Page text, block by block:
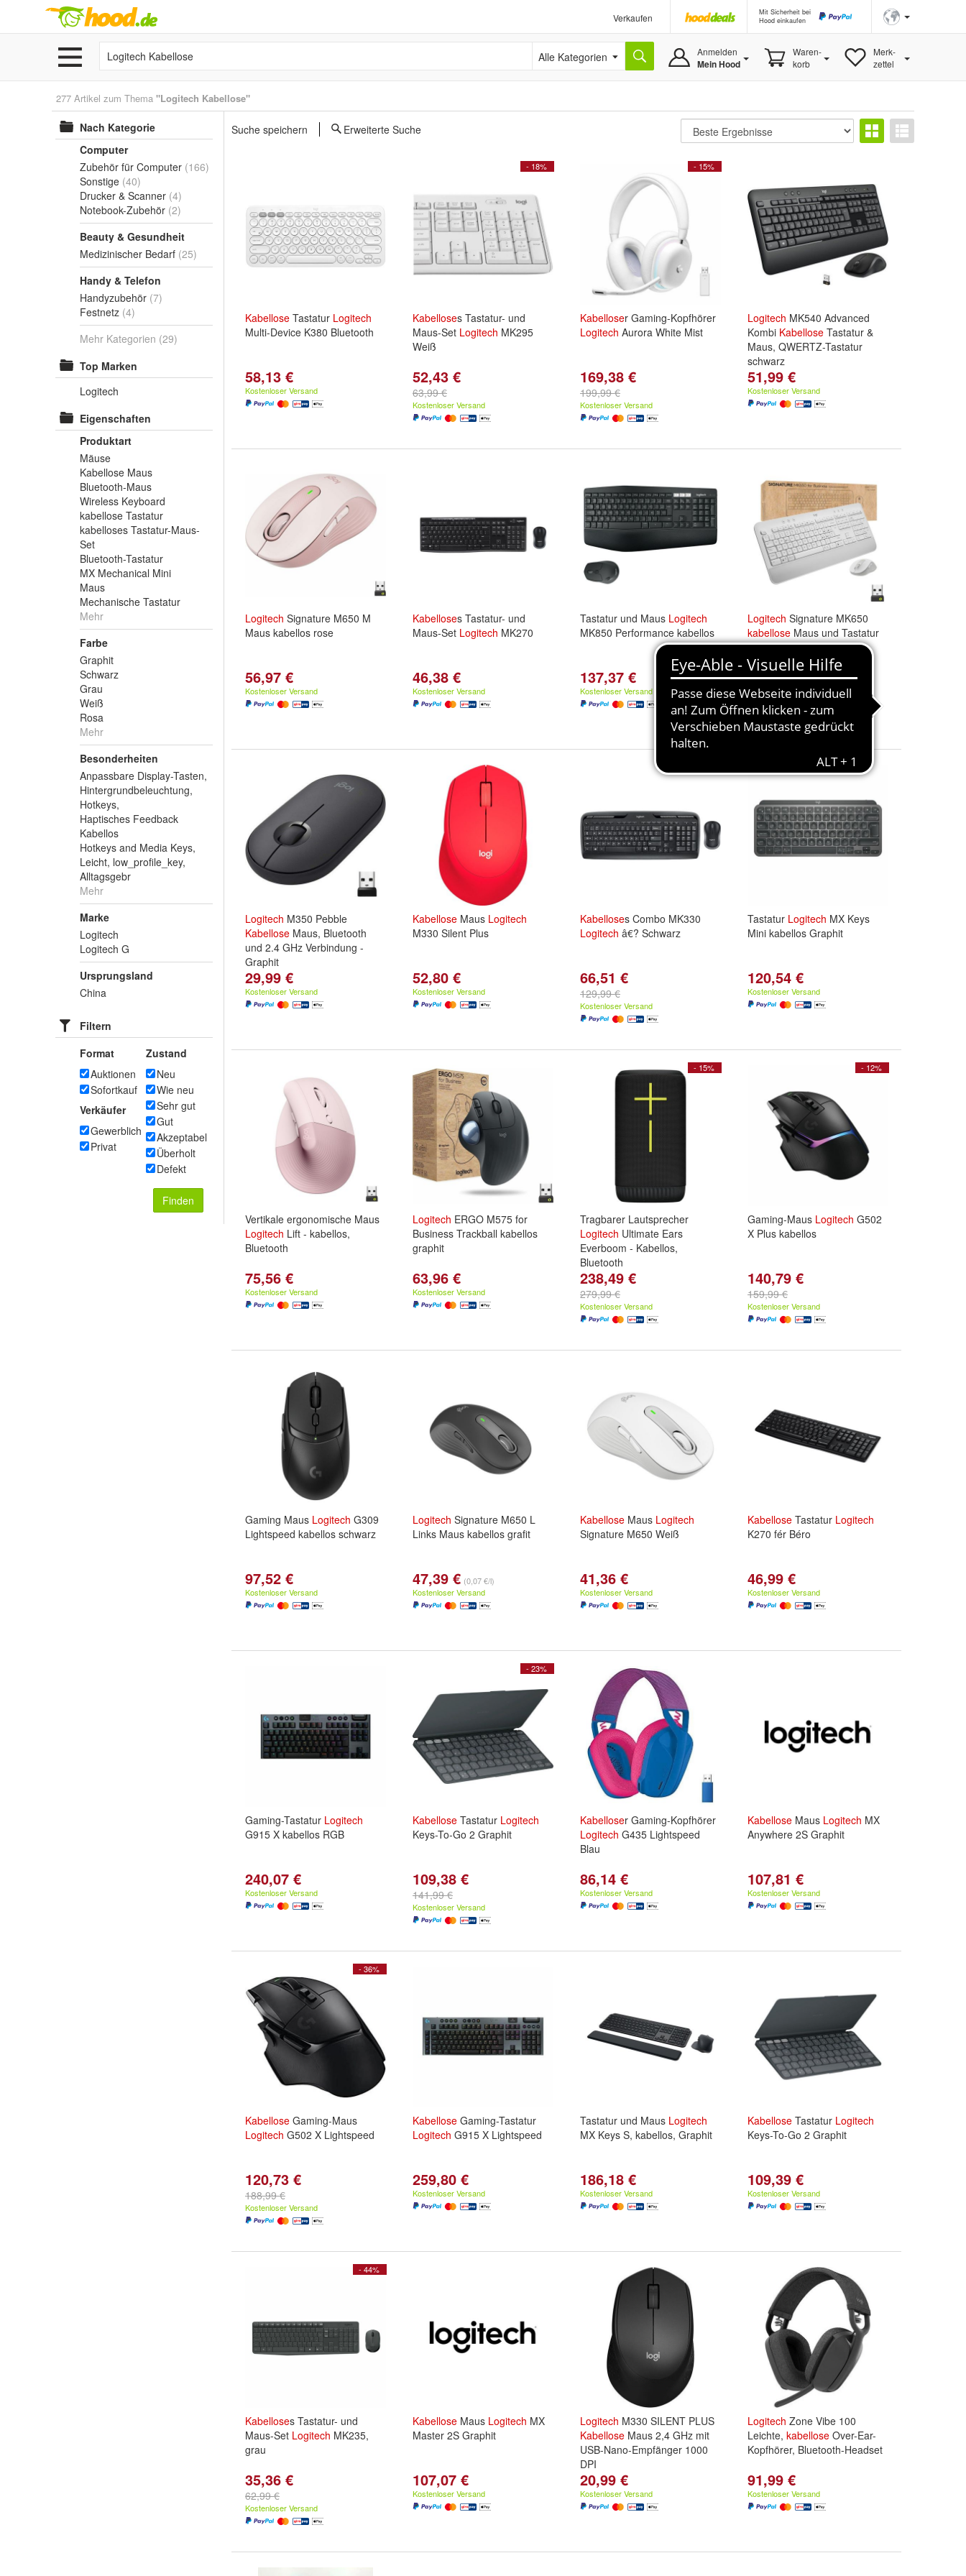
Verkaufen
Mit Sicherheit bei
Hood einkaufen
Alle Kategorien Anmelden
Mein Hood
Waren-
korb
Merk-
zettel
277 Artikel zum Thema "Logitech Kabellose"
Nach Kategorie
Computer
Zubehör für Computer (166)
Sonstige (40)
Drucker & Scanner (4)
Notebook-Zubehör (2)
Beauty & Gesundheit
Medizinischer Bedarf (25)
Handy & Telefon
Handyzubehör (7)
Festnetz (4)
Mehr Kategorien (29)
Top Marken
Logitech
Eigenschaften
Produktart
Mäuse
Kabellose Maus
Bluetooth-Maus
Wireless Keyboard
kabellose Tastatur
kabelloses Tastatur-Maus-
Set
Bluetooth-Tastatur
MX Mechanical Mini
Maus
Mechanische Tastatur
Mehr
Farbe
Graphit
Schwarz
Grau
Weiß
Rosa
Mehr
Besonderheiten
Anpassbare Display-Tasten,
Hintergrundbeleuchtung,
Hotkeys,
Haptisches Feedback
Kabellos
Hotkeys and Media Keys,
Leicht, low_profile_key,
Alltagsgebr
Mehr
Marke
Logitech
Logitech G
Ursprungsland
China
Filtern
Format
Auktionen
Sofortkauf
Verkäufer
Gewerblich
Privat
Zustand
Neu
Wie neu
Sehr gut
Gut
Akzeptabel
Überholt
Defekt
Finden
Suche speichern Erweiterte Suche
Kabellose Tastatur Logitech
Multi-Device K380 Bluetooth
58,13 €
Kostenloser Versand
- 18%
Kabelloses Tastatur- und
Maus-Set Logitech MK295
Weiß
52,43 €
63,99 €
Kostenloser Versand
- 15%
Kabelloser Gaming-Kopfhörer
Logitech Aurora White Mist
169,38 €
199,99 €
Kostenloser Versand
Logitech MK540 Advanced
Kombi Kabellose Tastatur &
Maus, QWERTZ-Tastatur
schwarz
51,99 €
Kostenloser Versand
Logitech Signature M650 M
Maus kabellos rose
56,97 €
Kostenloser Versand
Kabelloses Tastatur- und
Maus-Set Logitech MK270
46,38 €
Kostenloser Versand
Tastatur und Maus Logitech
MK850 Performance kabellos
137,37 €
Kostenloser Versand
Logitech Signature MK650
kabellose Maus und Tastatur
QWERTY
66,66 €
Kostenloser Versand
Logitech M350 Pebble
Kabellose Maus, Bluetooth
und 2.4 GHz Verbindung -
Graphit
29,99 €
Kostenloser Versand
Kabellose Maus Logitech
M330 Silent Plus
52,80 €
Kostenloser Versand
Kabelloses Combo MK330
Logitech â€? Schwarz
66,51 €
129,99 €
Kostenloser Versand
Tastatur Logitech MX Keys
Mini kabellos Graphit
120,54 €
Kostenloser Versand
Vertikale ergonomische Maus
Logitech Lift - kabellos,
Bluetooth
75,56 €
Kostenloser Versand
Logitech ERGO M575 for
Business Trackball kabellos
graphit
63,96 €
Kostenloser Versand
- 15%
Tragbarer Lautsprecher
Logitech Ultimate Ears
Everboom - Kabellos,
Bluetooth
238,49 €
279,99 €
Kostenloser Versand
- 12%
Gaming-Maus Logitech G502
X Plus kabellos
140,79 €
159,99 €
Kostenloser Versand
Gaming Maus Logitech G309
Lightspeed kabellos schwarz
97,52 €
Kostenloser Versand
Logitech Signature M650 L
Links Maus kabellos grafit
47,39 € (0,07 €/l)
Kostenloser Versand
Kabellose Maus Logitech
Signature M650 Weiß
41,36 €
Kostenloser Versand
Kabellose Tastatur Logitech
K270 fér Béro
46,99 €
Kostenloser Versand
Gaming-Tastatur Logitech
G915 X kabellos RGB
240,07 €
Kostenloser Versand
- 23%
Kabellose Tastatur Logitech
Keys-To-Go 2 Graphit
109,38 €
141,99 €
Kostenloser Versand
Kabelloser Gaming-Kopfhörer
Logitech G435 Lightspeed
Blau
86,14 €
Kostenloser Versand
Kabellose Maus Logitech MX
Anywhere 2S Graphit
107,81 €
Kostenloser Versand
- 36%
Kabellose Gaming-Maus
Logitech G502 X Lightspeed
120,73 €
188,99 €
Kostenloser Versand
Kabellose Gaming-Tastatur
Logitech G915 X Lightspeed
259,80 €
Kostenloser Versand
Tastatur und Maus Logitech
MX Keys S, kabellos, Graphit
186,18 €
Kostenloser Versand
Kabellose Tastatur Logitech
Keys-To-Go 2 Graphit
109,39 €
Kostenloser Versand
- 44%
Kabelloses Tastatur- und
Maus-Set Logitech MK235,
grau
35,36 €
62,99 €
Kostenloser Versand
Kabellose Maus Logitech MX
Master 2S Graphit
107,07 €
Kostenloser Versand
Logitech M330 SILENT PLUS
Kabellose Maus 2,4 GHz mit
USB-Nano-Empfänger 1000
DPI
20,99 €
Kostenloser Versand
Logitech Zone Vibe 100
Leichte, kabellose Over-Ear-
Kopfhörer, Bluetooth-Headset
91,99 €
Kostenloser Versand